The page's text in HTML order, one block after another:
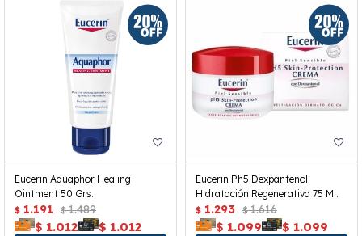
Eucerin Aquaphor Healing
Ointment 50 Grs.
$ 1.191 $ 1.489
$ 1.012 $ 1.012
Eucerin Ph5 Dexpantenol
Hidratación Regenerativa 75 Ml.
$ 1.293 $ 1.616
$ 1.099 $ 1.099